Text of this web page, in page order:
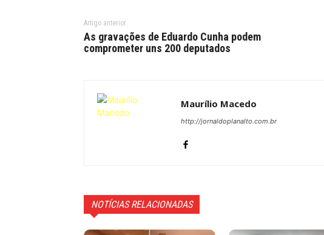
Artigo anterior
As gravações de Eduardo Cunha podem
comprometer uns 200 deputados
Maurílio Macedo
http://jornaldoplanalto.com.br
NOTÍCIAS RELACIONADAS